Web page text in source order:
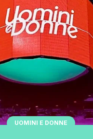
UOMINI E DONNE